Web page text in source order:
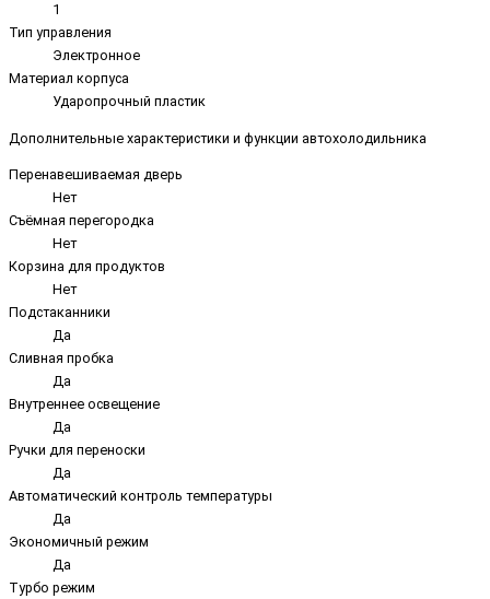
1
Тип управления
Электронное
Материал корпуса
Ударопрочный пластик
Дополнительные характеристики и функции автохолодильника
Перенавешиваемая дверь
Нет
Съёмная перегородка
Нет
Корзина для продуктов
Нет
Подстаканники
Да
Сливная пробка
Да
Внутреннее освещение
Да
Ручки для переноски
Да
Автоматический контроль температуры
Да
Экономичный режим
Да
Турбо режим